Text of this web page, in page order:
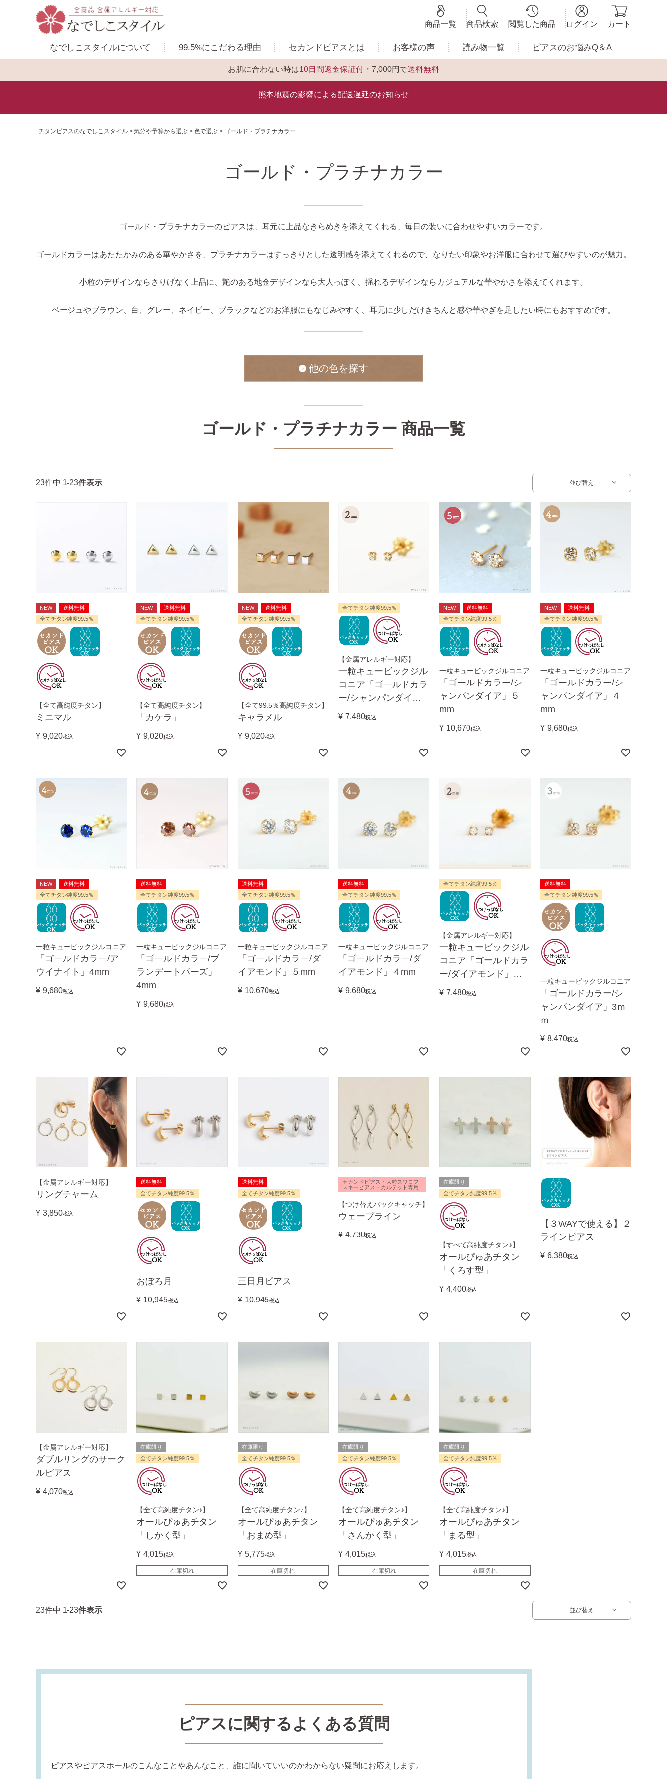
商品一覧 商品検索 閲覧した商品 ログイン カート
なでしこスタイルについて 99.5%にこだわる理由 セカンドピアスとは お客様の声 読み物一覧 ピアスのお悩みQ＆A
お肌に合わない時は10日間返金保証付 ・7,000円で送料無料
熊本地震の影響による配送遅延のお知らせ
チタンピアスのなでしこスタイル 気分や予算から選ぶ 色で選ぶ ゴールド・プラチナカラー
ゴールド・プラチナカラー
ゴールド・プラチナカラーのピアスは、耳元に上品なきらめきを添えてくれる、毎日の装いに合わせやすいカラーです。
ゴールドカラーはあたたかみのある華やかさを、プラチナカラーはすっきりとした透明感を添えてくれるので、なりたい印象やお洋服に合わせて選びやすいのが魅力。
小粒のデザインならさりげなく上品に、艶のある地金デザインなら大人っぽく、揺れるデザインならカジュアルな華やかさを添えてくれます。
ベージュやブラウン、白、グレー、ネイビー、ブラックなどのお洋服にもなじみやすく、耳元に少しだけきちんと感や華やぎを足したい時にもおすすめです。
他の色を探す
ゴールド・プラチナカラー 商品一覧
並び替え
23件中 1-23件表示
NEW
送料無料
全てチタン純度99.5％
【全て高純度チタン】
ミニマル
¥ 9,020税込
NEW
送料無料
全てチタン純度99.5％
【全て高純度チタン】
「カケラ」
¥ 9,020税込
NEW
送料無料
全てチタン純度99.5％
【全て99.5％高純度チタン】
キャラメル
¥ 9,020税込
全てチタン純度99.5％
【金属アレルギー対応】
一粒キュービックジル
コニア「ゴールドカラ
ー/シャンパンダイ
ア」ちょっと控え目２
¥ 7,480税込
NEW
送料無料
全てチタン純度99.5％
一粒キュービックジルコニア
「ゴールドカラー/シ
ャンパンダイア」５
mm
¥ 10,670税込
NEW
送料無料
全てチタン純度99.5％
一粒キュービックジルコニア
「ゴールドカラー/シ
ャンパンダイア」４
mm
¥ 9,680税込
NEW
送料無料
全てチタン純度99.5％
一粒キュービックジルコニア
「ゴールドカラー/ア
ウイナイト」4mm
¥ 9,680税込
送料無料
全てチタン純度99.5％
一粒キュービックジルコニア
「ゴールドカラー/ブ
ランデートパーズ」
4mm
¥ 9,680税込
送料無料
全てチタン純度99.5％
一粒キュービックジルコニア
「ゴールドカラー/ダ
イアモンド」５mm
¥ 10,670税込
送料無料
全てチタン純度99.5％
一粒キュービックジルコニア
「ゴールドカラー/ダ
イアモンド」４mm
¥ 9,680税込
全てチタン純度99.5％
【金属アレルギー対応】
一粒キュービックジル
コニア「ゴールドカラ
ー/ダイアモンド」ち
ょっと控え目２mm
¥ 7,480税込
送料無料
全てチタン純度99.5％
一粒キュービックジルコニア
「ゴールドカラー/シ
ャンパンダイア」3ｍ
ｍ
¥ 8,470税込
【金属アレルギー対応】
リングチャーム
¥ 3,850税込
送料無料
全てチタン純度99.5％
おぼろ月
¥ 10,945税込
送料無料
全てチタン純度99.5％
三日月ピアス
¥ 10,945税込
セカンドピアス・大粒スワロフ
スキーピアス・カルテット専用
【つけ替えバックキャッチ】
ウェーブライン
¥ 4,730税込
在庫限り
全てチタン純度99.5％
【すべて高純度チタン♪】
オールぴゅあチタン
「くろす型」
¥ 4,400税込
【３WAYで使える】２
ラインピアス
¥ 6,380税込
【金属アレルギー対応】
ダブルリングのサーク
ルピアス
¥ 4,070税込
在庫限り
全てチタン純度99.5％
【全て高純度チタン♪】
オールぴゅあチタン
「しかく型」
¥ 4,015税込
在庫切れ
在庫限り
全てチタン純度99.5％
【全て高純度チタン♪】
オールぴゅあチタン
「おまめ型」
¥ 5,775税込
在庫切れ
在庫限り
全てチタン純度99.5％
【全て高純度チタン♪】
オールぴゅあチタン
「さんかく型」
¥ 4,015税込
在庫切れ
在庫限り
全てチタン純度99.5％
【全て高純度チタン♪】
オールぴゅあチタン
「まる型」
¥ 4,015税込
在庫切れ
並び替え
23件中 1-23件表示
ピアスに関するよくある質問
ピアスやピアスホールのこんなことやあんなこと、誰に聞いていいのかわからない疑問にお応えします。